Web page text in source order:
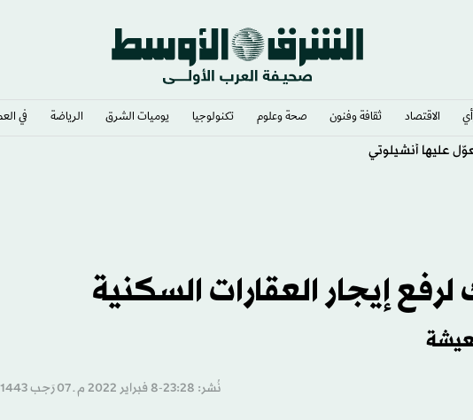
الاقتصاد ثقافة وفنون صحة وعلوم تكنولوجيا يوميات الشرق​ الرياضة في
إيجار العقارات السكنية
نُشر: 23:28-8 فبراير 2022 م ـ 07 رَجب 1443 هـ